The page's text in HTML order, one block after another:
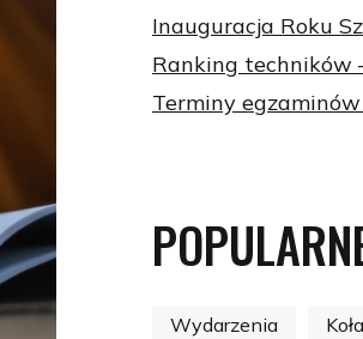
Inauguracja Roku
Ranking techników
Terminy
Wydarzenia